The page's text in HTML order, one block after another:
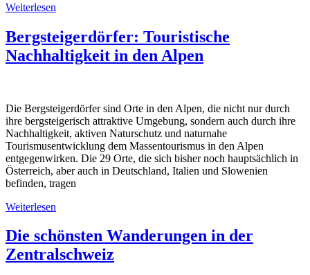
Weiterlesen
Bergsteigerdörfer: Touristische
Nachhaltigkeit in den Alpen
Die Bergsteigerdörfer sind Orte in den Alpen, die nicht nur durch
ihre bergsteigerisch attraktive Umgebung, sondern auch durch ihre
Nachhaltigkeit, aktiven Naturschutz und naturnahe
Tourismusentwicklung dem Massentourismus in den Alpen
entgegenwirken. Die 29 Orte, die sich bisher noch hauptsächlich in
Österreich, aber auch in Deutschland, Italien und Slowenien
befinden, tragen
Weiterlesen
Die schönsten Wanderungen in der
Zentralschweiz